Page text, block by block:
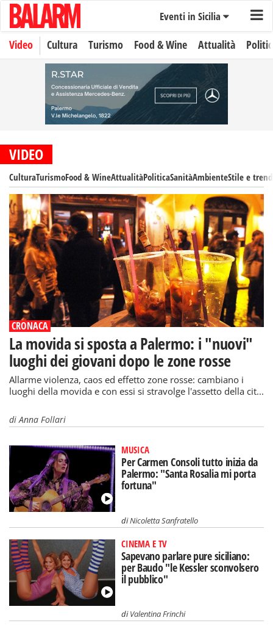
Eventi in Sicilia
Video Cultura Turismo Food & Wine Attualità
VIDEO
CulturaTurismoFood & WineAttualitàPoliticaSanitàAmbienteStile e trend
CRONACA
La movida si sposta a Palermo: i "nuovi"
luoghi dei giovani dopo le zone rosse
Allarme violenza, caos ed effetto zone rosse: cambiano i
luoghi della movida e con essi si stravolge l'assetto della cit...
diAnna Follari
MUSICA
Per Carmen Consoli tutto inizia da
Palermo: "Santa Rosalia mi porta
fortuna"
diNicoletta Sanfratello
CINEMA E TV
Sapevano parlare pure siciliano:
per Baudo "le Kessler sconvolsero
il pubblico"
diValentina Frinchi